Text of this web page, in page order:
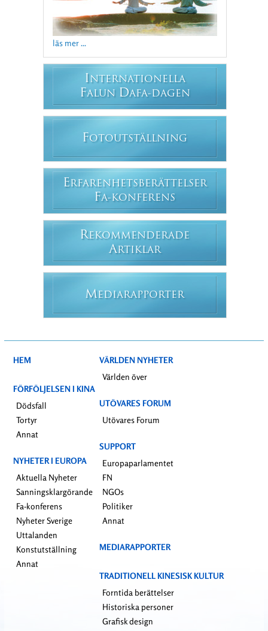
läs mer ...
INTERNATIONELLA
FALUN DAFA-DAGEN
FOTOUTSTÄLLNING
ERFARENHETSBERÄTTELSER
FA-KONFERENS
REKOMMENDERADE
ARTIKLAR
MEDIARAPPORTER
HEM
FÖRFÖLJELSEN I KINA
Dödsfall
Tortyr
Annat
NYHETER I EUROPA
Aktuella Nyheter
Sanningsklargörande
Fa-konferens
Nyheter Sverige
Uttalanden
Konstutställning
Annat
VÄRLDEN NYHETER
Världen över
UTÖVARES FORUM
Utövares Forum
SUPPORT
Europaparlamentet
FN
NGOs
Politiker
Annat
MEDIARAPPORTER
TRADITIONELL KINESISK KULTUR
Forntida berättelser
Historiska personer
Grafisk design